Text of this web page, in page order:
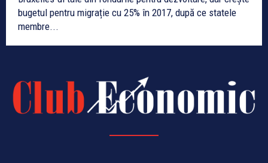
bugetul pentru migrație cu 25% în 2017, după ce statele
membre...